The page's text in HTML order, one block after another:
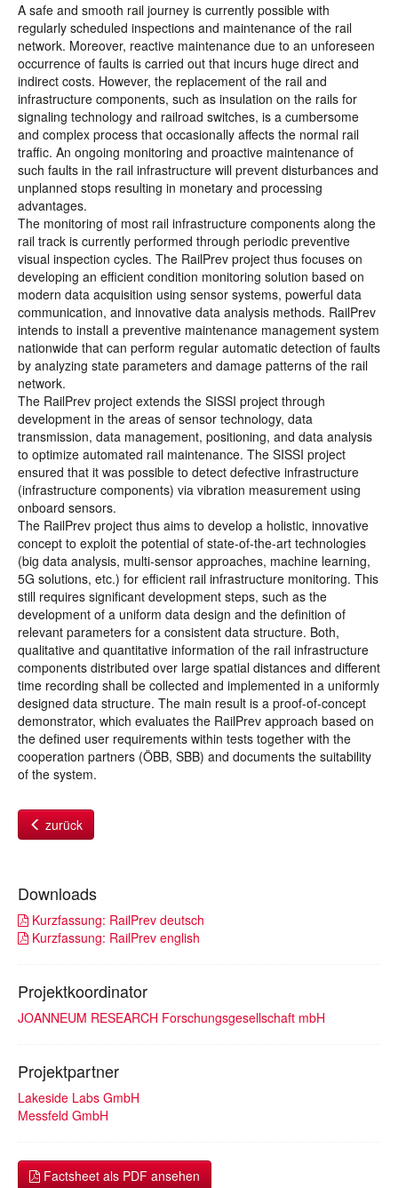
A safe and smooth rail journey is currently possible with
regularly scheduled inspections and maintenance of the rail
network. Moreover, reactive maintenance due to an unforeseen
occurrence of faults is carried out that incurs huge direct and
indirect costs. However, the replacement of the rail and
infrastructure components, such as insulation on the rails for
signaling technology and railroad switches, is a cumbersome
and complex process that occasionally affects the normal rail
traffic. An ongoing monitoring and proactive maintenance of
such faults in the rail infrastructure will prevent disturbances and
unplanned stops resulting in monetary and processing
advantages.
The monitoring of most rail infrastructure components along the
rail track is currently performed through periodic preventive
visual inspection cycles. The RailPrev project thus focuses on
developing an efficient condition monitoring solution based on
modern data acquisition using sensor systems, powerful data
communication, and innovative data analysis methods. RailPrev
intends to install a preventive maintenance management system
nationwide that can perform regular automatic detection of faults
by analyzing state parameters and damage patterns of the rail
network.
The RailPrev project extends the SISSI project through
development in the areas of sensor technology, data
transmission, data management, positioning, and data analysis
to optimize automated rail maintenance. The SISSI project
ensured that it was possible to detect defective infrastructure
(infrastructure components) via vibration measurement using
onboard sensors.
The RailPrev project thus aims to develop a holistic, innovative
concept to exploit the potential of state-of-the-art technologies
(big data analysis, multi-sensor approaches, machine learning,
5G solutions, etc.) for efficient rail infrastructure monitoring. This
still requires significant development steps, such as the
development of a uniform data design and the definition of
relevant parameters for a consistent data structure. Both,
qualitative and quantitative information of the rail infrastructure
components distributed over large spatial distances and different
time recording shall be collected and implemented in a uniformly
designed data structure. The main result is a proof-of-concept
demonstrator, which evaluates the RailPrev approach based on
the defined user requirements within tests together with the
cooperation partners (ÖBB, SBB) and documents the suitability
of the system.
zurück
Downloads
Kurzfassung: RailPrev deutsch
Kurzfassung: RailPrev english
Projektkoordinator
JOANNEUM RESEARCH Forschungsgesellschaft mbH
Projektpartner
Lakeside Labs GmbH
Messfeld GmbH
Factsheet als PDF ansehen